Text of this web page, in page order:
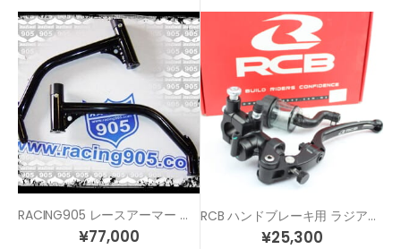
RACING905 レースアーマー エンジンガード
¥77,000
RCB ハンドブレーキ用 ラジアル マスターシリンダー(左側用)
¥25,300